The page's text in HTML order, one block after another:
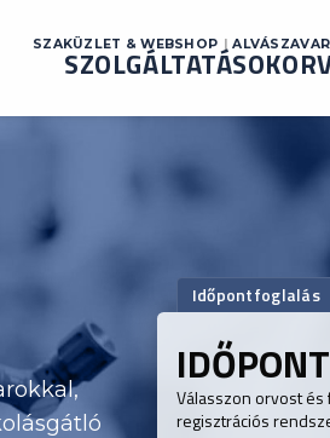
SZAKÜZLET & WEBSHOP
SZOLGÁLTATÁSOK
Időpontfoglalás
Válasszon orvost
regisztrációs